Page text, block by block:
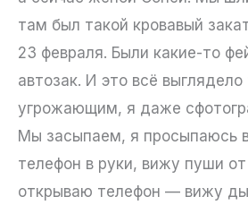
там был такой кровавый
23 февраля. Были какие-то
автозак. И это всё выглядело
угрожающим, я даже
Мы засыпаем, я просыпаюсь
телефон в руки, вижу пуши
открываю телефон — вижу